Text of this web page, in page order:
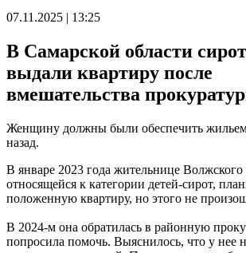
09.08.2026 | 10:24
09.08.2026 | 10:05
Вячеслав Федорищев поздравил жителей
Днем строителя
09.08.2026 | 09:33
Персеиды: самарцам рассказали, как
14 августа
09.08.2026 | 09:17
Народные приметы на 10 августа 2026 года:
в этот день
09.08.2026 | 09:13
День строителя в России: какие даты
09.08.2026 | 08:20
В Самарской области 9 августа будет
09.08.2026 | 07:04
Серия магнитных бурь ожидается в
07.11.2025 | 13:25
В Самарской области
выдали квартиру после
вмешательства
Женщину должны были обеспечить жильем
назад.
В январе 2023 года жительнице Волжского
относящейся к категории детей-сирот,
положенную квартиру, но этого не
В 2024-м она обратилась в районную
попросила помочь. Выяснилось, что у нее